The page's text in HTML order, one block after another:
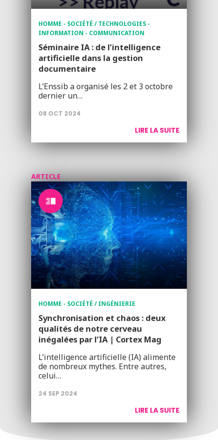
HOMME - SOCIÉTÉ / TECHNOLOGIES -
INFORMATION - COMMUNICATION
Séminaire IA : de l’intelligence
artificielle dans la gestion
documentaire
L’Enssib a organisé les 2 et 3 octobre
dernier un…
08 OCT 2024
LIRE LA SUITE
ARTICLE
HOMME - SOCIÉTÉ / INGÉNIERIE
Synchronisation et chaos : deux
qualités de notre cerveau
inégalées par l’IA | Cortex Mag
L’intelligence artificielle (IA) alimente
de nombreux mythes. Entre autres,
celui…
24 SEP 2024
LIRE LA SUITE